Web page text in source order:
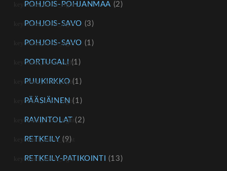
POHJOIS-POHJANMAA (2)
POHJOIS-SAVO (3)
POHJOIS-SAVO (1)
PORTUGALI (1)
PUUKIRKKO (1)
PÄÄSIÄINEN (1)
RAVINTOLAT (2)
RETKEILY (9)
RETKEILY-PATIKOINTI (13)